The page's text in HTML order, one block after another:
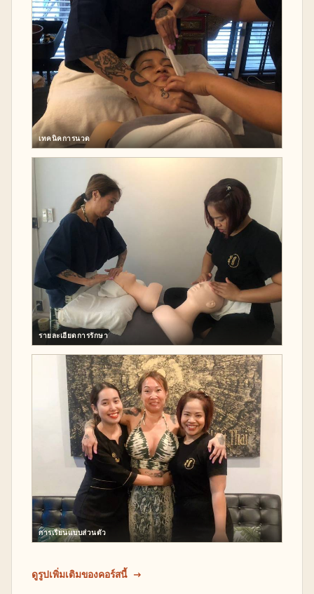
เทคนิคการนวด
รายละเอียดการรักษา
การเรียนแบบส่วนตัว
ดูรูปเพิ่มเติมของคอร์สนี้